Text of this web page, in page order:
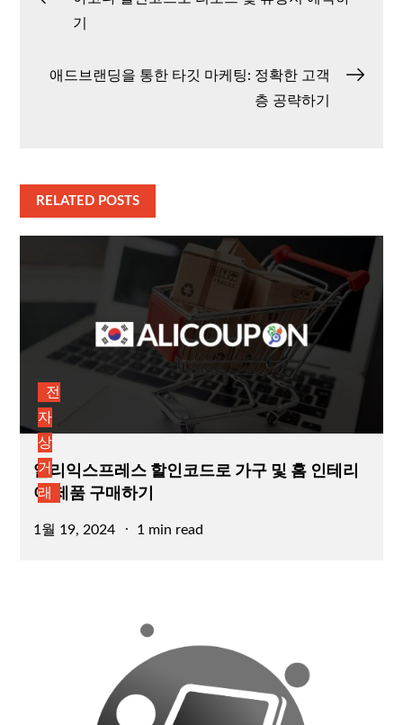
기
애드브랜딩을 통한 타깃 마케팅: 정확한 고객
층 공략하기
RELATED POSTS
전
자
상
거
래
알리익스프레스 할인코드로 가구 및 홈 인테리
어 제품 구매하기
Posted
1월 19, 2024 1 min read